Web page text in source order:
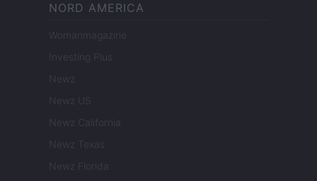
NORD AMERICA
Womanmagazine
Investing Plus
Newz
Newz US
Newz California
Newz Texas
Newz Florida